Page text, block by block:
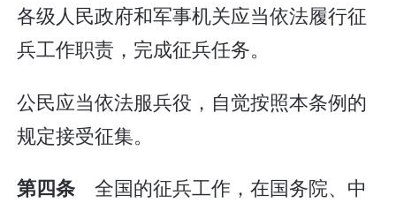
各级人民政府和军事机关应当依法履行征
兵工作职责，完成征兵任务。
公民应当依法服兵役，自觉按照本条例的
规定接受征集。
第四条 全国的征兵工作，在国务院、中